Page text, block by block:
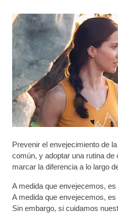
Prevenir el envejecimiento de
común, y adoptar una rutina de
marcar la diferencia a lo largo
A medida que envejecemos,
A medida que envejecemos,
Sin embargo, si cuidamos